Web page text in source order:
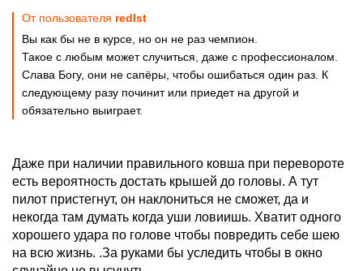
От пользователя redIst
Вы как бы не в курсе, но он не раз чемпион.
Такое с любым может случиться, даже с профессионалом.
Слава Богу, они не сапёры, чтобы ошибаться один раз. К
следующему разу починит или приедет на другой и
обязательно выиграет.
Даже при наличии правильного ковша при перевороте
есть вероятность достать крышей до головы. А тут
пилот пристегнут, он наклониться не сможет, да и
некогда там думать когда уши ловиишь. Хватит одного
хорошего удара по голове чтобы повредить себе шею
на всю жизнь. .За руками бы уследить чтобы в окно